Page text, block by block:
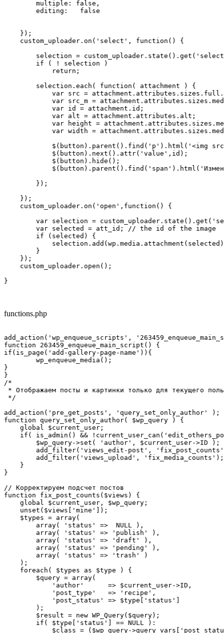
        multiple: false,
        editing:   false
    });
    custom_uploader.on('select', function() {
selection =
        if ( ! selection )
            return;
        selection.each( function( attachment ) {
var src =
var src_m =
            var id = attachment.id;
            var alt = attachment.attributes.alt;
var height =
var width =
$(button).parent().find('p').html('<img
            $(button).next().attr('value',id);
            $(button).hide();
        });
    });
    custom_uploader.on('open',function() {
var selection =
        var selected = att_id; // the id of the image
        if (selected) {
        }
    });
    custom_uploader.open();
}
functions.php
add_action('wp_enqueue_scripts',
function 263459_enqueue_main_script() {
if(is_page('add-gallery-page-name')){
        wp_enqueue_media();
}
}
/*
* Отображаем посты и картинки только для текущего
*/
add_action('pre_get_posts', 'query_set_only_author' );
function query_set_only_author( $wp_query ) {
    global $current_user;
if( is_admin() &&
        $wp_query->set( 'author', $current_user->ID );
add_filter('views_edit-post',
        add_filter('views_upload', 'fix_media_counts');
    }
}
// Корректируем подсчет постов
function fix_post_counts($views) {
    global $current_user, $wp_query;
    unset($views['mine']);
    $types = array(
        array( 'status' =>  NULL ),
        array( 'status' => 'publish' ),
        array( 'status' => 'draft' ),
        array( 'status' => 'pending' ),
        array( 'status' => 'trash' )
    );
    foreach( $types as $type ) {
        $query = array(
            'author'      => $current_user->ID,
            'post_type'   => 'recipe',
            'post_status' => $type['status']
        );
        $result = new WP_Query($query);
        if( $type['status'] == NULL ):
$class = ($wp_query-